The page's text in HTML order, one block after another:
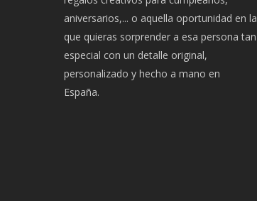
aniversarios,... o aquella oportunidad en la
que quieras sorprender a esa persona tan
especial con un detalle original,
personalizado y hecho a mano en
España.